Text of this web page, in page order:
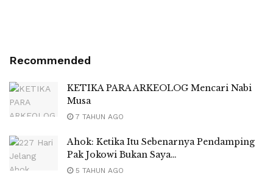
Recommended
KETIKA PARA ARKEOLOG Mencari Nabi
Musa
7 TAHUN AGO
Ahok: Ketika Itu Sebenarnya Pendamping
Pak Jokowi Bukan Saya…
5 TAHUN AGO